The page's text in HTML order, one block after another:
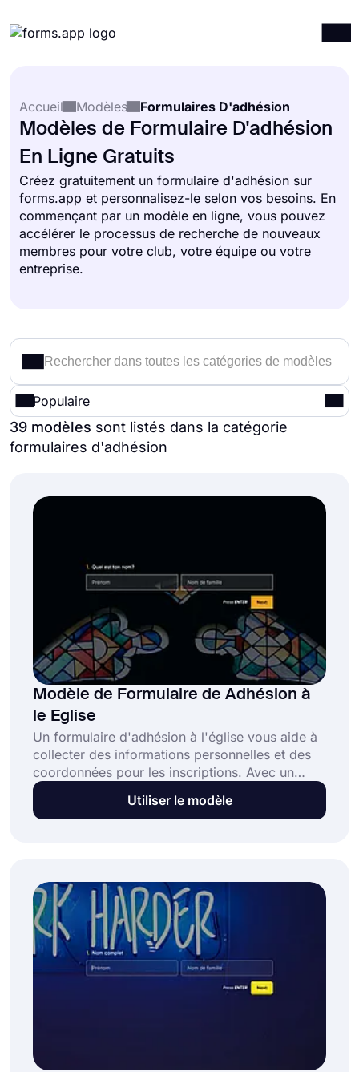
Intégrations
Ressources
Tarification
Accueil
Modèles Formulaires D'adhésion
Modèles de Formulaire D'adhésion
En Ligne Gratuits
Créez gratuitement un formulaire d'adhésion sur
forms.app et personnalisez-le selon vos besoins. En
commençant par un modèle en ligne, vous pouvez
accélérer le processus de recherche de nouveaux
membres pour votre club, votre équipe ou votre
entreprise.
Populaire
39 modèles sont listés dans la catégorie
formulaires d'adhésion
Modèle de Formulaire de Adhésion à
le Eglise
Un formulaire d'adhésion à l'église vous aide à
collecter des informations personnelles et des
coordonnées pour les inscriptions. Avec un
formulaire d'inscription en ligne, les gens
peuvent facilement s'inscrire pour devenir
aujourd'hui !
Utiliser le modèle